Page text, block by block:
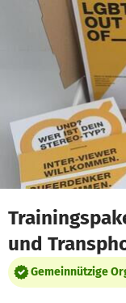
Zum Hauptinhalt
Erklärung zur
und
Gemeinnützige